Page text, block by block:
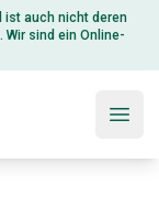
ist auch nicht deren
sind ein Online-